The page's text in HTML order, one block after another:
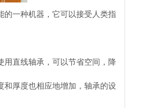
的一种机器，它可以接受人类指
用直线轴承，可以节省空间，降
和厚度也相应地增加，轴承的设